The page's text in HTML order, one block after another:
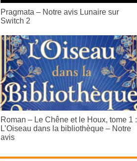
Pragmata – Notre avis Lunaire sur
Switch 2
Roman – Le Chêne et le Houx, tome 1 :
L’Oiseau dans la bibliothèque – Notre
avis